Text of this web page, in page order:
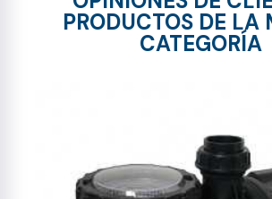
PRODUCTOS DE LA
CATEGORÍA